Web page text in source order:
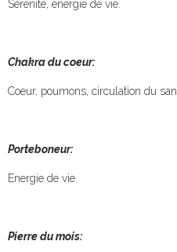
Sérénité, énergie de vie.
Chakra du coeur:
Coeur, poumons, circulation du
Porteboneur:
Energie de vie.
Pierre du mois: